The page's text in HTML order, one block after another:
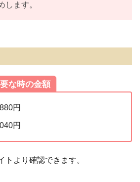
します。
な時の金額
円
円
トより確認できます。